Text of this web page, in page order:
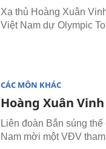
Xạ thủ Hoàng Xuân
Việt Nam dự Olympic
CÁC MÔN KHÁC
Hoàng Xuân
Liên đoàn Bắn súng
Nam mời một VĐV